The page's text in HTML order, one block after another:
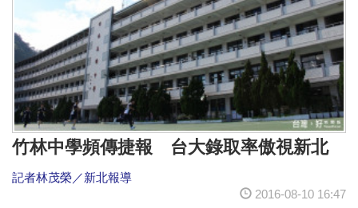
竹林中學頻傳捷報 台大錄取率傲視新北
記者林茂榮／新北報導
2016-08-10 16:47